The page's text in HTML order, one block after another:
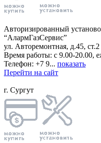
Авторизированный
“АлармГазСервис”
ул. Авторемонтная, д.45, ст.2
Время работы: с 9.00-20.00,
Телефон: +7 9... показать
Перейти на сайт
г. Сургут